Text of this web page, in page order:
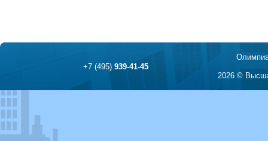
+7 (495)939-41-45
2026 ©